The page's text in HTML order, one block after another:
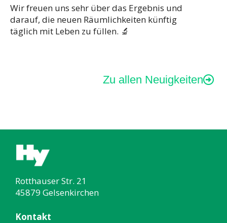
Wir freuen uns sehr über das Ergebnis und
darauf, die neuen Räumlichkeiten künftig
täglich mit Leben zu füllen. 🔬
Zu allen Neuigkeiten
Rotthauser Str. 21
45879 Gelsenkirchen
Kontakt